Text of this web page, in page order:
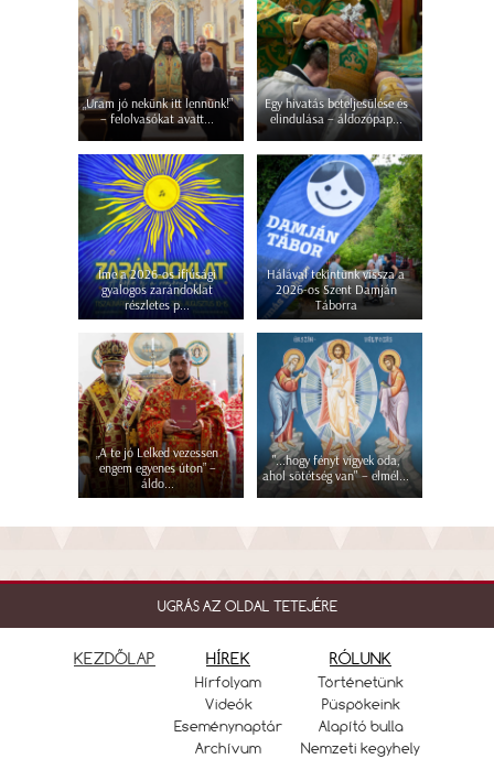
„Uram jó nekünk itt lennünk!”
– felolvasókat avatt...
Egy hivatás beteljesülése és
elindulása – áldozópap...
Íme a 2026-os ifjúsági
gyalogos zarándoklat
részletes p...
Hálával tekintünk vissza a
2026-os Szent Damján
Táborra
„A te jó Lelked vezessen
engem egyenes úton” –
áldo...
"...hogy fényt vigyek oda,
ahol sötétség van" – elmél...
UGRÁS AZ OLDAL TETEJÉRE
KEZDŐLAP HÍREK
Hírfolyam
Videók
Eseménynaptár
Archívum
RÓLUNK
Történetünk
Püspökeink
Alapító bulla
Nemzeti kegyhely